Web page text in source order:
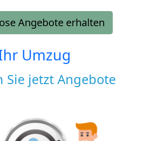
Angebote erhalten
Umzug
Sie jetzt Angebote